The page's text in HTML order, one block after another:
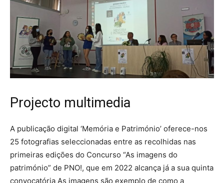
Projecto multimedia
A publicação digital ‘Memória e Património’ oferece-nos
25 fotografias seleccionadas entre as recolhidas nas
primeiras edições do Concurso “As imagens do
património” de PNO!, que em 2022 alcança já a sua quinta
convocatória As imagens são exemplo de como a